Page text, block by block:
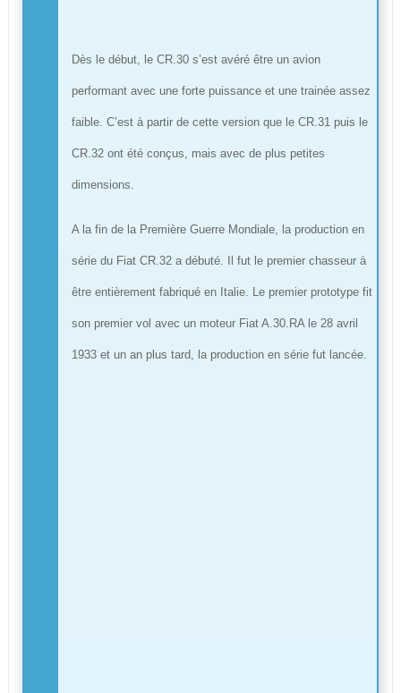
Dès le début, le CR.30 s’est avéré être un avion
performant avec une forte puissance et une trainée assez
faible. C’est à partir de cette version que le CR.31 puis le
CR.32 ont été conçus, mais avec de plus petites
dimensions.
A la fin de la Première Guerre Mondiale, la production en
série du Fiat CR.32 a débuté. Il fut le premier chasseur à
être entièrement fabriqué en Italie. Le premier prototype fit
son premier vol avec un moteur Fiat A.30.RA le 28 avril
1933 et un an plus tard, la production en série fut lancée.